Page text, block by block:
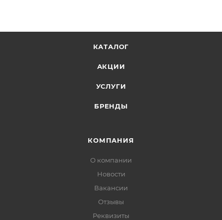
КАТАЛОГ
АКЦИИ
УСЛУГИ
БРЕНДЫ
КОМПАНИЯ
О компании
Новости
Вакансии
Отзывы
Реквизиты